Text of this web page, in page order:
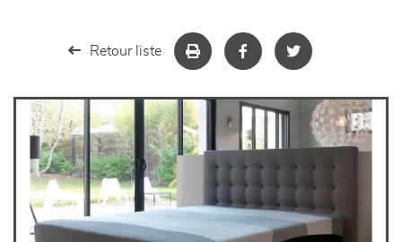
literie
décoration
Retour liste